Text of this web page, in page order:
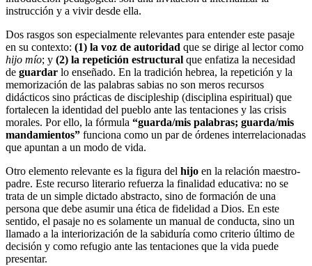
instrucción y a vivir desde ella.
Dos rasgos son especialmente relevantes para entender este pasaje
en su contexto: (1) la voz de autoridad que se dirige al lector como
hijo mío; y (2) la repetición estructural que enfatiza la necesidad
de guardar lo enseñado. En la tradición hebrea, la repetición y la
memorización de las palabras sabias no son meros recursos
didácticos sino prácticas de discipleship (disciplina espiritual) que
fortalecen la identidad del pueblo ante las tentaciones y las crisis
morales. Por ello, la fórmula “guarda/mis palabras; guarda/mis
mandamientos” funciona como un par de órdenes interrelacionadas
que apuntan a un modo de vida.
Otro elemento relevante es la figura del hijo en la relación maestro-
padre. Este recurso literario refuerza la finalidad educativa: no se
trata de un simple dictado abstracto, sino de formación de una
persona que debe asumir una ética de fidelidad a Dios. En este
sentido, el pasaje no es solamente un manual de conducta, sino un
llamado a la interiorización de la sabiduría como criterio último de
decisión y como refugio ante las tentaciones que la vida puede
presentar.